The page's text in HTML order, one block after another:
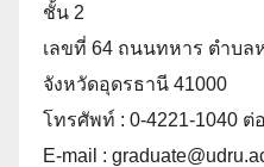
ชั้น 2
เลขที่ 64 ถนนทหาร ตำบล
จังหวัดอุดรธานี 41000
โทรศัพท์ : 0-4221-1040 ต่
E-mail :